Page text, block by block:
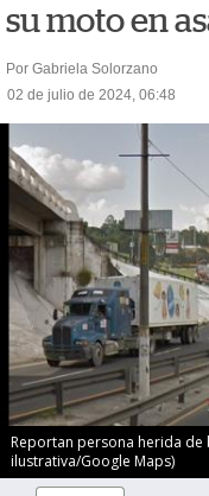
su moto en
Por Gabriela Solorzano
02 de julio de 2024, 06:48
Reportan persona herida
ilustrativa/Google Maps)